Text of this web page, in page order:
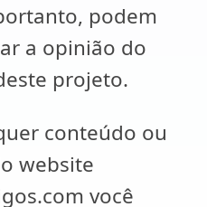
podem
a opinião do
projeto.
conteúdo ou
website
você